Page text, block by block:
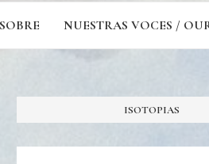
SOBRE NUESTRAS VOCES /
ISOTOPIAS